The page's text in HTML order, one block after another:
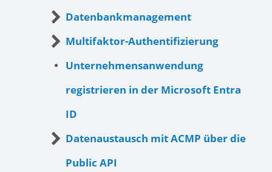
Datenbankmanagement
Multifaktor-Authentifizierung
Unternehmensanwendung
registrieren in der Microsoft Entra
ID
Datenaustausch mit ACMP über die
Public API